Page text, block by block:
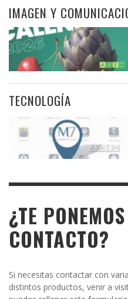
IMAGEN Y
TECNOLOGÍA
¿TE
CONTACTO?
Si necesitas contactar con
distintos productos, venir a